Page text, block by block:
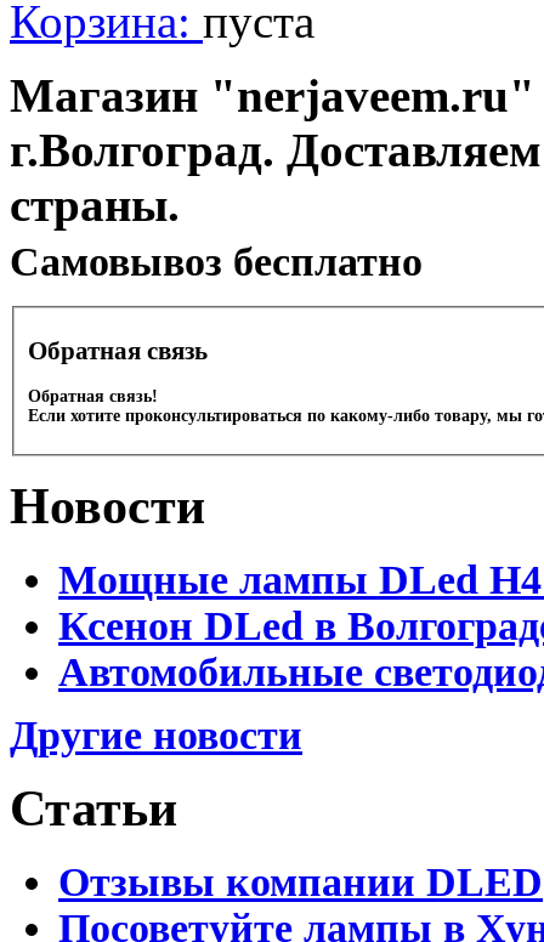
Корзина: пуста
Магазин "nerjaveem.ru"
г.Волгоград.
страны.
Cамовывоз бесплатно
Обратная связь
Обратная связь!
Если хотите проконсультироваться по какому-либо товару, мы
Новости
Мощные лампы DLed H4
Ксенон DLed в
Автомобильные
Другие новости
Статьи
Отзывы компании DLED
Посоветуйте лампы в